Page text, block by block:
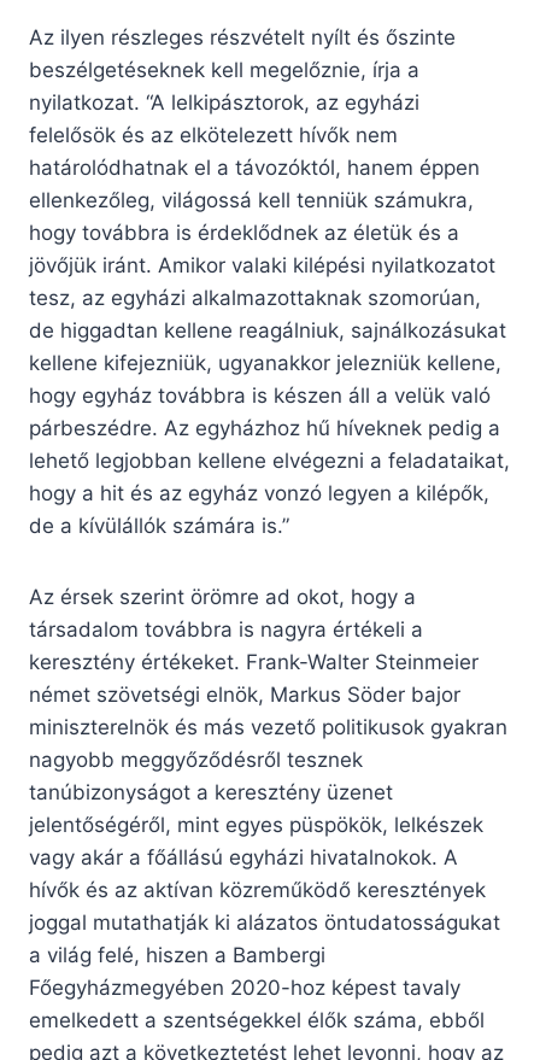
Az ilyen részleges részvételt nyílt és őszinte
beszélgetéseknek kell megelőznie, írja a
nyilatkozat. “A lelkipásztorok, az egyházi
felelősök és az elkötelezett hívők nem
határolódhatnak el a távozóktól, hanem éppen
ellenkezőleg, világossá kell tenniük számukra,
hogy továbbra is érdeklődnek az életük és a
jövőjük iránt. Amikor valaki kilépési nyilatkozatot
tesz, az egyházi alkalmazottaknak szomorúan,
de higgadtan kellene reagálniuk, sajnálkozásukat
kellene kifejezniük, ugyanakkor jelezniük kellene,
hogy egyház továbbra is készen áll a velük való
párbeszédre. Az egyházhoz hű híveknek pedig a
lehető legjobban kellene elvégezni a feladataikat,
hogy a hit és az egyház vonzó legyen a kilépők,
de a kívülállók számára is.”
Az érsek szerint örömre ad okot, hogy a
társadalom továbbra is nagyra értékeli a
keresztény értékeket. Frank-Walter Steinmeier
német szövetségi elnök, Markus Söder bajor
miniszterelnök és más vezető politikusok gyakran
nagyobb meggyőződésről tesznek
tanúbizonyságot a keresztény üzenet
jelentőségéről, mint egyes püspökök, lelkészek
vagy akár a főállású egyházi hivatalnokok. A
hívők és az aktívan közreműködő keresztények
joggal mutathatják ki alázatos öntudatosságukat
a világ felé, hiszen a Bambergi
Főegyházmegyében 2020-hoz képest tavaly
emelkedett a szentségekkel élők száma, ebből
pedig azt a következtetést lehet levonni, hogy az